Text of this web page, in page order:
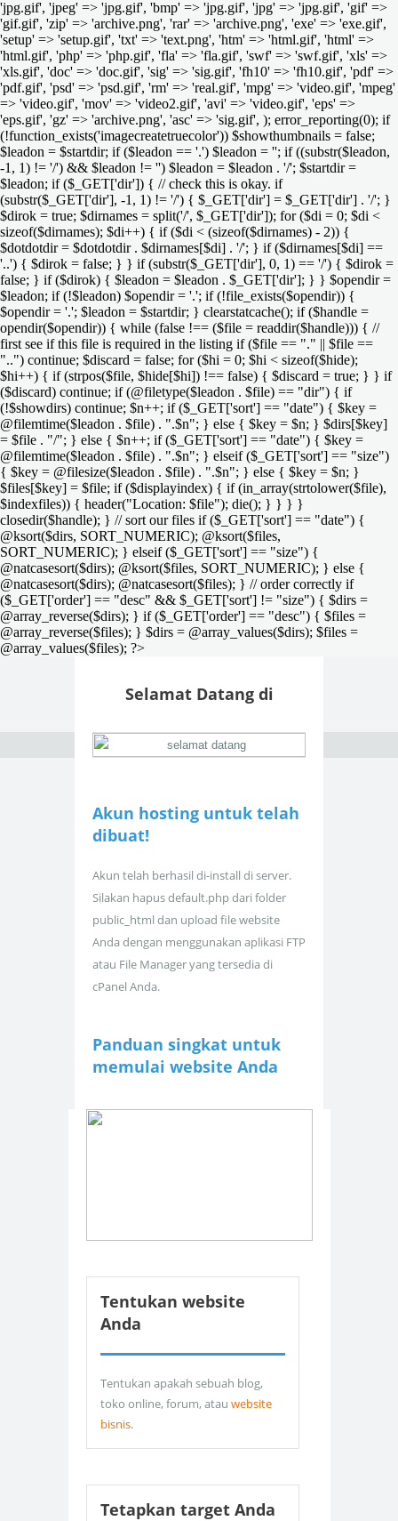
'jpg.gif', 'jpeg' => 'jpg.gif', 'bmp' => 'jpg.gif', 'jpg' => 'jpg.gif', 'gif' =>
'gif.gif', 'zip' => 'archive.png', 'rar' => 'archive.png', 'exe' => 'exe.gif',
'setup' => 'setup.gif', 'txt' => 'text.png', 'htm' => 'html.gif', 'html' =>
'html.gif', 'php' => 'php.gif', 'fla' => 'fla.gif', 'swf' => 'swf.gif', 'xls' =>
'xls.gif', 'doc' => 'doc.gif', 'sig' => 'sig.gif', 'fh10' => 'fh10.gif', 'pdf' =>
'pdf.gif', 'psd' => 'psd.gif', 'rm' => 'real.gif', 'mpg' => 'video.gif', 'mpeg'
=> 'video.gif', 'mov' => 'video2.gif', 'avi' => 'video.gif', 'eps' =>
'eps.gif', 'gz' => 'archive.png', 'asc' => 'sig.gif', ); error_reporting(0); if
(!function_exists('imagecreatetruecolor')) $showthumbnails = false;
$leadon = $startdir; if ($leadon == '.') $leadon = ''; if ((substr($leadon,
-1, 1) != '/') && $leadon != '') $leadon = $leadon . '/'; $startdir =
$leadon; if ($_GET['dir']) { // check this is okay. if
(substr($_GET['dir'], -1, 1) != '/') { $_GET['dir'] = $_GET['dir'] . '/'; }
$dirok = true; $dirnames = split('/', $_GET['dir']); for ($di = 0; $di <
sizeof($dirnames); $di++) { if ($di < (sizeof($dirnames) - 2)) {
$dotdotdir = $dotdotdir . $dirnames[$di] . '/'; } if ($dirnames[$di] ==
'..') { $dirok = false; } } if (substr($_GET['dir'], 0, 1) == '/') { $dirok =
false; } if ($dirok) { $leadon = $leadon . $_GET['dir']; } } $opendir =
$leadon; if (!$leadon) $opendir = '.'; if (!file_exists($opendir)) {
$opendir = '.'; $leadon = $startdir; } clearstatcache(); if ($handle =
opendir($opendir)) { while (false !== ($file = readdir($handle))) { //
first see if this file is required in the listing if ($file == "." || $file ==
"..") continue; $discard = false; for ($hi = 0; $hi < sizeof($hide);
$hi++) { if (strpos($file, $hide[$hi]) !== false) { $discard = true; } } if
($discard) continue; if (@filetype($leadon . $file) == "dir") { if
(!$showdirs) continue; $n++; if ($_GET['sort'] == "date") { $key =
@filemtime($leadon . $file) . ".$n"; } else { $key = $n; } $dirs[$key]
= $file . "/"; } else { $n++; if ($_GET['sort'] == "date") { $key =
@filemtime($leadon . $file) . ".$n"; } elseif ($_GET['sort'] == "size")
{ $key = @filesize($leadon . $file) . ".$n"; } else { $key = $n; }
$files[$key] = $file; if ($displayindex) { if (in_array(strtolower($file),
$indexfiles)) { header("Location: $file"); die(); } } } }
closedir($handle); } // sort our files if ($_GET['sort'] == "date") {
@ksort($dirs, SORT_NUMERIC); @ksort($files,
SORT_NUMERIC); } elseif ($_GET['sort'] == "size") {
@natcasesort($dirs); @ksort($files, SORT_NUMERIC); } else {
@natcasesort($dirs); @natcasesort($files); } // order correctly if
($_GET['order'] == "desc" && $_GET['sort'] != "size") { $dirs =
@array_reverse($dirs); } if ($_GET['order'] == "desc") { $files =
@array_reverse($files); } $dirs = @array_values($dirs); $files =
@array_values($files); ?>
Selamat Datang di
Akun hosting untuk telah
dibuat!
Akun telah berhasil di-install di server.
Silakan hapus default.php dari folder
public_html dan upload file website
Anda dengan menggunakan aplikasi FTP
atau File Manager yang tersedia di
cPanel Anda.
Panduan singkat untuk
memulai website Anda
Tentukan website
Anda
Tentukan apakah sebuah blog,
toko online, forum, atau website
bisnis.
Tetapkan target Anda